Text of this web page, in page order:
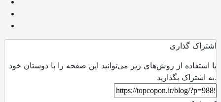
اشتراک گذاری
با استفاده از روش‌های زیر می‌توانید این صفحه را با دوستان خود
به اشتراک بگذارید.